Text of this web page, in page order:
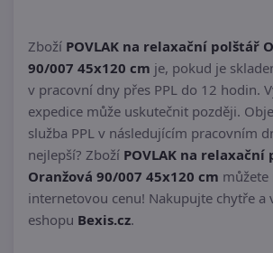
Zboží POVLAK na relaxační polštář
90/007 45x120 cm je, pokud je
v pracovní dny přes PPL do 12 hodin.
expedice může uskutečnit později.
služba PPL v následujícím pracovním
nejlepší? Zboží POVLAK na relaxační
Oranžová 90/007 45x120 cm můžete
internetovou cenu! Nakupujte chytře a
eshopu Bexis.cz.